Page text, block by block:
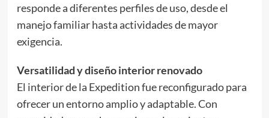
responde a diferentes perfiles de uso, desde el
manejo familiar hasta actividades de mayor
exigencia.
Versatilidad y diseño interior renovado
El interior de la Expedition fue reconfigurado para
ofrecer un entorno amplio y adaptable. Con